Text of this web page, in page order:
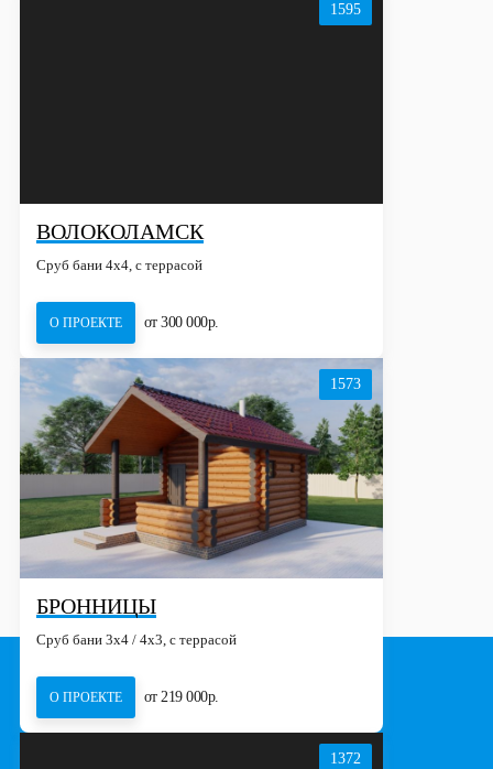
1595
ВОЛОКОЛАМСК
Сруб бани 4х4, с террасой
О ПРОЕКТЕ от 300 000р.
1573
БРОННИЦЫ
Сруб бани 3х4 / 4x3, с террасой
О ПРОЕКТЕ от 219 000р.
1372